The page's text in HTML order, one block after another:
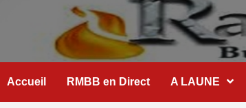
Accueil RMBB en Direct A LAUNE